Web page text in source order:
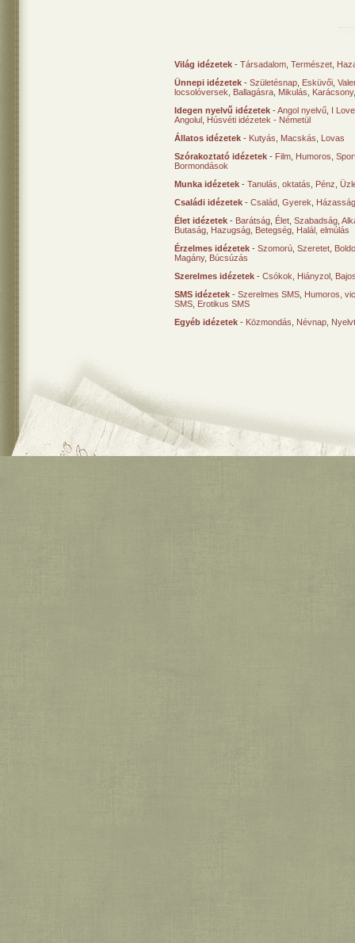
Világ idézetek - Társadalom Természet
Ünnepi idézetek - Születésnap Esküvői
locsolóversek
Ballagásra Mikulás Karácsony
Idegen nyelvű idézetek -Angol nyelvű I
Angolul Húsvéti idézetek - Németül
Állatos idézetek - Kutyás Macskás
Lovas
Szórakoztató idézetek - Film Humoros
Bormondások
Munka idézetek - Tanulás, oktatás Pénz
Családi idézetek - Család Gyerek
Élet idézetek - Barátság Élet Szabadság
Butaság Hazugság Betegség Halál, elmúlás
Érzelmes idézetek - Szomorú Szeretet
Magány, Búcsúzás
Szerelmes idézetek - Csókok Hiányzol
SMS idézetek - Szerelmes SMS Humoros,
SMS Erotikus SMS
Egyéb idézetek - Közmondás Névnap